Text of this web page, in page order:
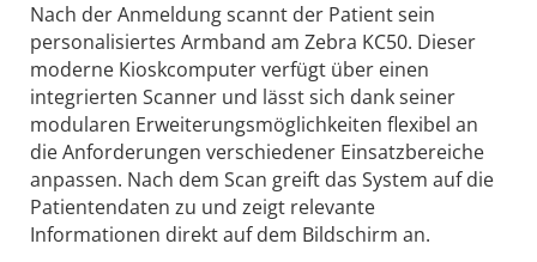
Nach der Anmeldung scannt der Patient sein
personalisiertes Armband am Zebra KC50. Dieser
moderne Kioskcomputer verfügt über einen
integrierten Scanner und lässt sich dank seiner
modularen Erweiterungsmöglichkeiten flexibel an
die Anforderungen verschiedener Einsatzbereiche
anpassen. Nach dem Scan greift das System auf die
Patientendaten zu und zeigt relevante
Informationen direkt auf dem Bildschirm an.